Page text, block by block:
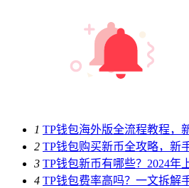
1 TP钱包海外版全流程教程，
2 TP钱包购买新币全攻略，新
3 TP钱包新币有哪些？2024年
4 TP钱包费率高吗？一文拆解